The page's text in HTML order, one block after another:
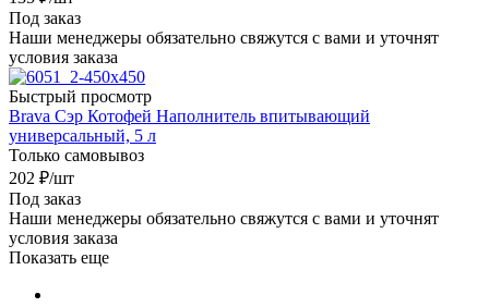
Под заказ
Наши менеджеры обязательно свяжутся с вами и уточнят
условия заказа
Быстрый просмотр
Brava Сэр Котофей Наполнитель впитывающий
универсальный, 5 л
Только самовывоз
202 ₽/шт
Под заказ
Наши менеджеры обязательно свяжутся с вами и уточнят
условия заказа
Показать еще